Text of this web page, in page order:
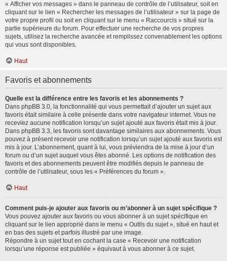
« Afficher vos messages » dans le panneau de contrôle de l’utilisateur, soit en
cliquant sur le lien « Rechercher les messages de l’utilisateur » sur la page de
votre propre profil ou soit en cliquant sur le menu « Raccourcis » situé sur la
partie supérieure du forum. Pour effectuer une recherche de vos propres
sujets, utilisez la recherche avancée et remplissez convenablement les options
qui vous sont disponibles.
Haut
Favoris et abonnements
Quelle est la différence entre les favoris et les abonnements ?
Dans phpBB 3.0, la fonctionnalité qui vous permettait d’ajouter un sujet aux
favoris était similaire à celle présente dans votre navigateur internet. Vous ne
receviez aucune notification lorsqu’un sujet ajouté aux favoris était mis à jour.
Dans phpBB 3.3, les favoris sont davantage similaires aux abonnements. Vous
pouvez à présent recevoir une notification lorsqu’un sujet ajouté aux favoris est
mis à jour. L’abonnement, quant à lui, vous préviendra de la mise à jour d’un
forum ou d’un sujet auquel vous êtes abonné. Les options de notification des
favoris et des abonnements peuvent être modifiés depuis le panneau de
contrôle de l’utilisateur, sous les « Préférences du forum ».
Haut
Comment puis-je ajouter aux favoris ou m’abonner à un sujet spécifique ?
Vous pouvez ajouter aux favoris ou vous abonner à un sujet spécifique en
cliquant sur le lien approprié dans le menu « Outils du sujet », situé en haut et
en bas des sujets et parfois illustré par une image.
Répondre à un sujet tout en cochant la case « Recevoir une notification
lorsqu’une réponse est publiée » équivaut à vous abonner à ce sujet.